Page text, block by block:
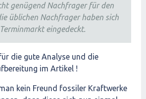
genügend Nachfrager für den
üblichen Nachfrager haben sich
eingedeckt.
die gute Analyse und die
im Artikel !
kein Freund fossiler Kraftwerke